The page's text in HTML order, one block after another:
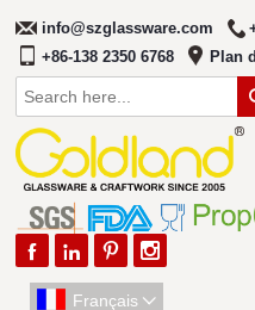
info@szglassware.com
+86-138 2350 6768
Plan
   
Français 